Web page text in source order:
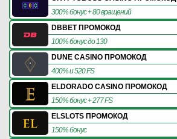
300% бонус + 80 вращений
DBBET ПРОМОКОД
100% бонус до 130
DUNE CASINO ПРОМОКОД
400% и 520 FS
ELDORADO CASINO ПРОМОКОД
150% бонус + 277 FS
ELSLOTS ПРОМОКОД
150% бонус